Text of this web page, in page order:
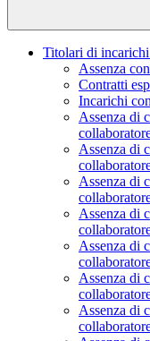
Titolari di
Assenza
Contratti
Incarichi
Assenza di
Assenza di
Assenza di
Assenza di
Assenza di
Assenza di
Assenza di